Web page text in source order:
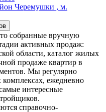
Черемушки , м.
собранные вручную
активных продаж:
области, каталог жилых
продаже квартир в
Мы регулярно
ежедневно
интересные
справочно-